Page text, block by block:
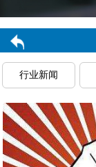
行业新闻